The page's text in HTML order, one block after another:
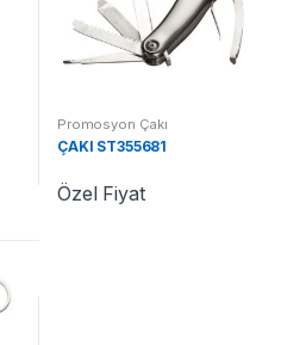
Promosyon Çakı
ÇAKI ST355681
Özel Fiyat